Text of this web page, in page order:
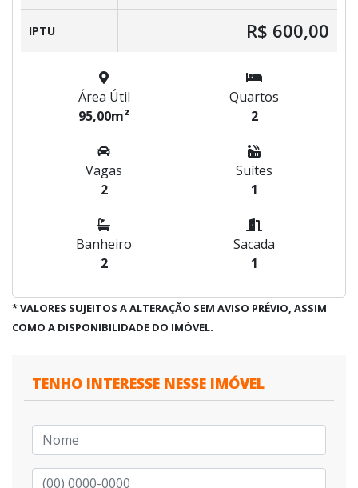
IPTU R$ 600,00
Área Útil
95,00m²
Quartos
2
Vagas
2
Suítes
1
Banheiro
2
Sacada
1
* VALORES SUJEITOS A ALTERAÇÃO SEM AVISO PRÉVIO, ASSIM
COMO A DISPONIBILIDADE DO IMÓVEL.
TENHO INTERESSE NESSE IMÓVEL